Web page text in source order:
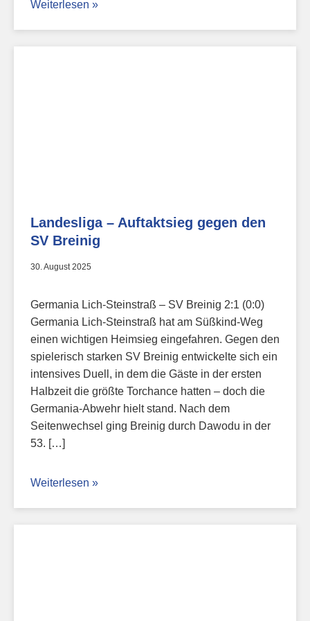
Weiterlesen »
Landesliga – Auftaktsieg gegen den
SV Breinig
30. August 2025
Germania Lich-Steinstraß – SV Breinig 2:1 (0:0)
Germania Lich-Steinstraß hat am Süßkind-Weg
einen wichtigen Heimsieg eingefahren. Gegen den
spielerisch starken SV Breinig entwickelte sich ein
intensives Duell, in dem die Gäste in der ersten
Halbzeit die größte Torchance hatten – doch die
Germania-Abwehr hielt stand. Nach dem
Seitenwechsel ging Breinig durch Dawodu in der
53. […]
Weiterlesen »